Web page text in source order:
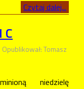
Czytaj dalej...
Opublikował: Tomasz
niedzielę